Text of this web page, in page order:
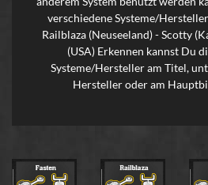
verschiedene Systeme/
Railblaza (Neuseeland) - Scotty
(USA) Erkennen kannst Du
Systeme/Hersteller am Titel,
Hersteller oder am